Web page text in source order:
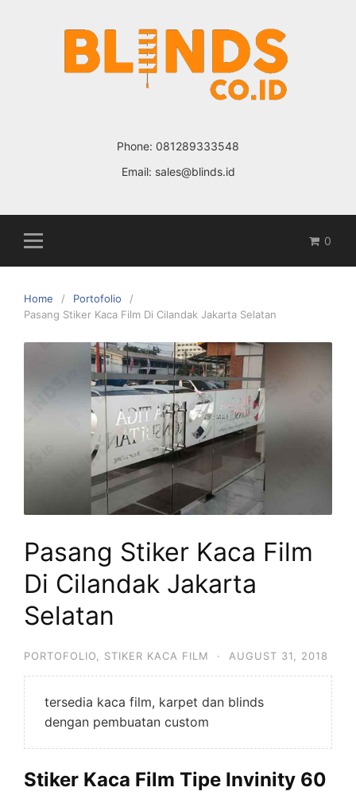
Phone: 081289333548
Email: sales@blinds.id
0
Home
Portofolio
Pasang Stiker Kaca Film Di Cilandak Jakarta Selatan
Pasang Stiker Kaca Film
Di Cilandak Jakarta
Selatan
PORTOFOLIO, STIKER KACA FILM · AUGUST 31, 2018
tersedia kaca film, karpet dan blinds
dengan pembuatan custom
Stiker Kaca Film Tipe Invinity 60